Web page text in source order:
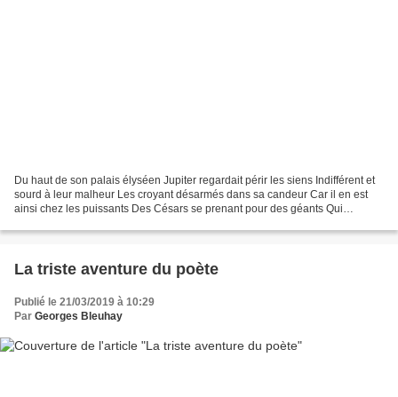
Du haut de son palais élyséen Jupiter regardait périr les siens Indifférent et
sourd à leur malheur Les croyant désarmés dans sa candeur Car il en est
ainsi chez les puissants Des Césars se prenant pour des géants Qui
La triste aventure du poète
Publié le 21/03/2019 à 10:29
Par Georges Bleuhay